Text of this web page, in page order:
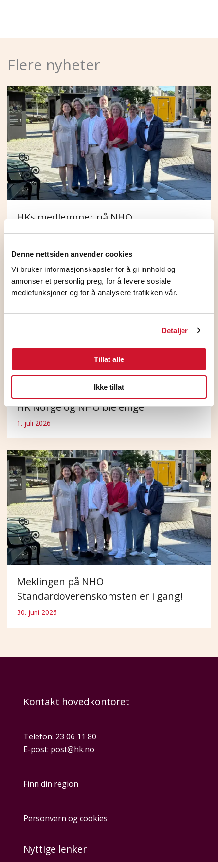
Denne nettsiden anvender cookies
Vi bruker informasjonskapsler for å gi innhold og
annonser et personlig preg, for å levere sosiale
mediefunksjoner og for å analysere trafikken vår.
Detaljer
Tillat alle
Ikke tillat
Flere nyheter
HKs medlemmer på NHO
Standardoverenskomsten stemte JA
HK Norge og NHO ble enige
1. juli 2026
Meklingen på NHO
Standardoverenskomsten er i gang!
30. juni 2026
Kontakt hovedkontoret
Telefon: 23 06 11 80
E-post: post@hk.no
Finn din region
Personvern og cookies
Nyttige lenker